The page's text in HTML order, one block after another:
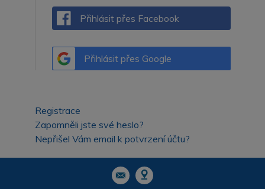
Přihlásit přes Facebook
Přihlásit přes Google
Registrace
Zapomněli jste své heslo?
Nepřišel Vám email k potvrzení účtu?